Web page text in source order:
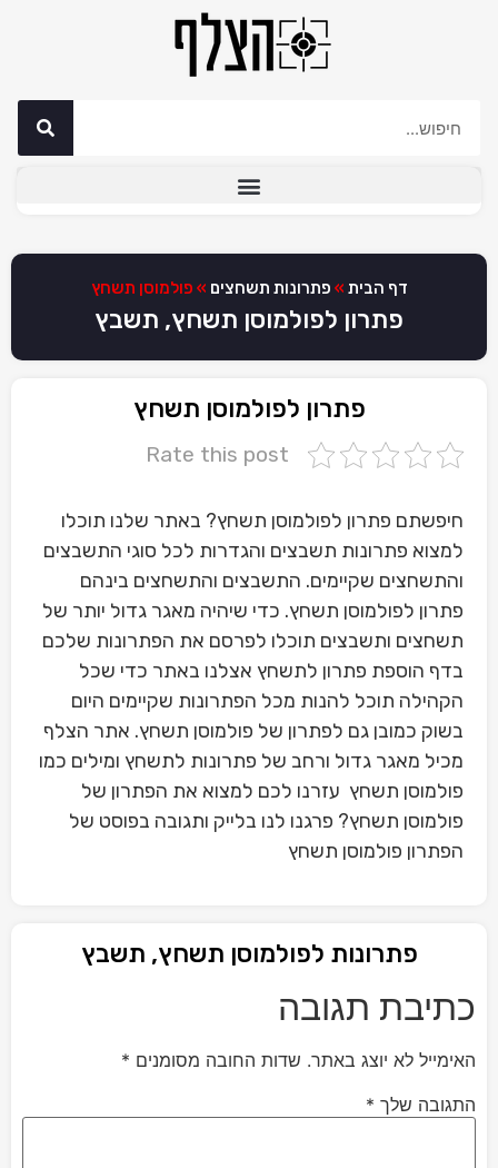
דף הבית » פתרונות תשחצים » פולמוסן תשחץ
פתרון לפולמוסן תשחץ, תשבץ
פתרון לפולמוסן תשחץ
Rate this post
חיפשתם פתרון לפולמוסן תשחץ? באתר שלנו תוכלו
למצוא פתרונות תשבצים והגדרות לכל סוגי התשבצים
והתשחצים שקיימים. התשבצים והתשחצים בינהם
פתרון לפולמוסן תשחץ. כדי שיהיה מאגר גדול יותר של
תשחצים ותשבצים תוכלו לפרסם את הפתרונות שלכם
בדף הוספת פתרון לתשחץ אצלנו באתר כדי שכל
הקהילה תוכל להנות מכל הפתרונות שקיימים היום
בשוק כמובן גם לפתרון של פולמוסן תשחץ. אתר הצלף
מכיל מאגר גדול ורחב של פתרונות לתשחץ ומילים כמו
פולמוסן תשחץ עזרנו לכם למצוא את הפתרון של
פולמוסן תשחץ? פרגנו לנו בלייק ותגובה בפוסט של
הפתרון פולמוסן תשחץ
פתרונות לפולמוסן תשחץ, תשבץ
כתיבת תגובה
האימייל לא יוצג באתר. שדות החובה מסומנים *
התגובה שלך *